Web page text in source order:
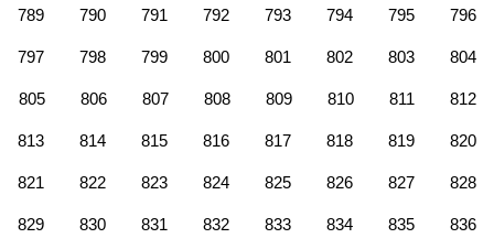
789 790 791 792 793 794 795 796
797 798 799 800 801 802 803 804
805 806 807 808 809 810 811 812
813 814 815 816 817 818 819 820
821 822 823 824 825 826 827 828
829 830 831 832 833 834 835 836